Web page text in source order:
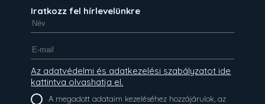
Iratkozz fel hírlevelünkre
Az adatvédelmi és adatkezelési szabályzatot ide
kattintva olvashatja el.
A megadott adataim kezeléséhez hozzájárulok, az